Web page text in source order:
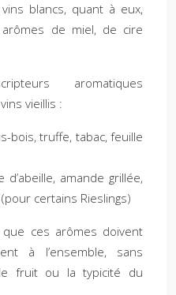
blancs, quant à eux,
de miel, de cire
aromatiques
vieillis :
bois, truffe, tabac, feuille
amande grillée,
certains Rieslings)
ces arômes doivent
à l’ensemble, sans
fruit ou la typicité du